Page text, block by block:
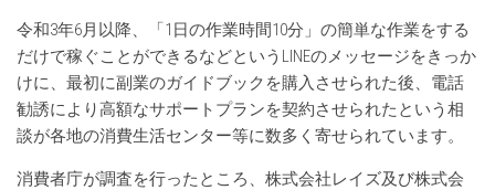
令和3年6月以降、「1日の作業時間10分」の簡単な作業をする
だけで稼ぐことができるなどというLINEのメッセージをきっか
けに、最初に副業のガイドブックを購入させられた後、電話
勧誘により高額なサポートプランを契約させられたという相
談が各地の消費生活センター等に数多く寄せられています。
消費者庁が調査を行ったところ、株式会社レイズ及び株式会